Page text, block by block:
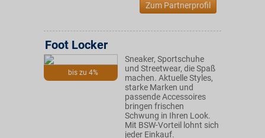
Zum Partnerprofil
bis zu 4%
Foot Locker
Sneaker, Sportschuhe
und Streetwear, die Spaß
machen. Aktuelle Styles,
starke Marken und
passende Accessoires
bringen frischen
Schwung in Ihren Look.
Mit BSW-Vorteil lohnt sich
jeder Einkauf.